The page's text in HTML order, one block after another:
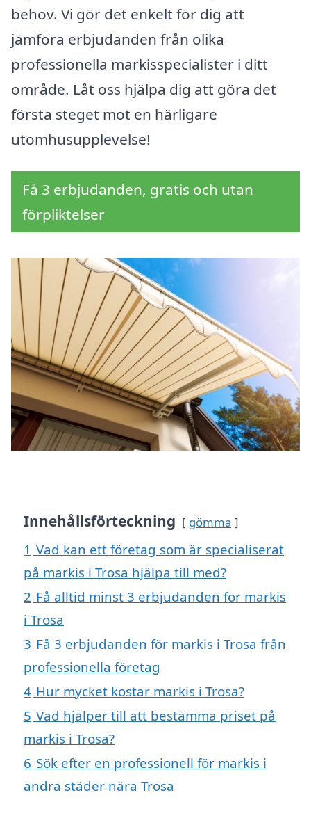
behov. Vi gör det enkelt för dig att
jämföra erbjudanden från olika
professionella markisspecialister i ditt
område. Låt oss hjälpa dig att göra det
första steget mot en härligare
utomhusupplevelse!
Få 3 erbjudanden, gratis och utan
förpliktelser
Innehållsförteckning gömma
1 Vad kan ett företag som är specialiserat
på markis i Trosa hjälpa till med?
2 Få alltid minst 3 erbjudanden för markis
i Trosa
3 Få 3 erbjudanden för markis i Trosa från
professionella företag
4 Hur mycket kostar markis i Trosa?
5 Vad hjälper till att bestämma priset på
markis i Trosa?
6 Sök efter en professionell för markis i
andra städer nära Trosa